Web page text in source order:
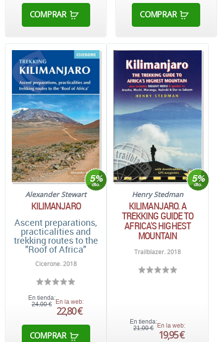
COMPRAR COMPRAR
Alexander Stewart
KILIMANJARO
Ascent preparations,
practicalities and
trekking routes to the
"Roof of Africa"
Cicerone. 2018
En tienda:
24,00 € En la web:
22,80 €
COMPRAR
Henry Stedman
KILIMANJARO. A
TREKKING GUIDE TO
AFRICA'S HIGHEST
MOUNTAIN
Trailblazer. 2018
En tienda:
21,00 €
En la web:
19,95 €